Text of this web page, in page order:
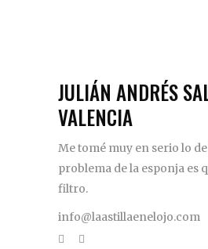
JULIÁN ANDRÉS
VALENCIA
Me tomé muy en serio lo
problema de la esponja es
filtro.
info@laastillaenelojo.com